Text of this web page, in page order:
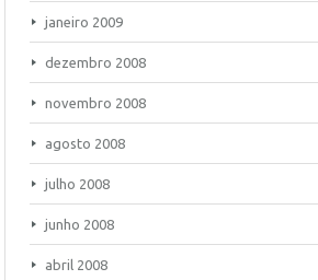
janeiro 2009
dezembro 2008
novembro 2008
agosto 2008
julho 2008
junho 2008
abril 2008